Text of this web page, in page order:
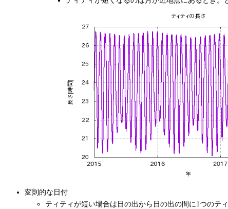
変則的な日付
ティティが短い場合は日の出から日の出の間に1つのテ